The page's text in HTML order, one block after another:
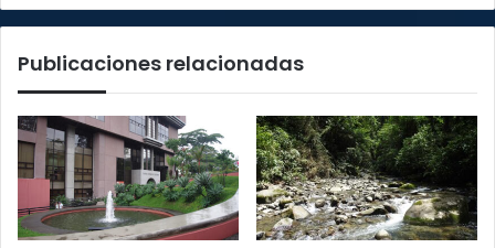
Hospital
Trauma
Publicaciones relacionadas